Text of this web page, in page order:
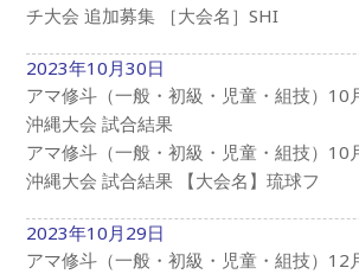
チ大会 追加募集 ［大会名］SHI
2023年10月30日
アマ修斗（一般・初級・児童・組技）10
沖縄大会 試合結果
アマ修斗（一般・初級・児童・組技）10
沖縄大会 試合結果 【大会名】琉球フ
2023年10月29日
アマ修斗（一般・初級・児童・組技）12